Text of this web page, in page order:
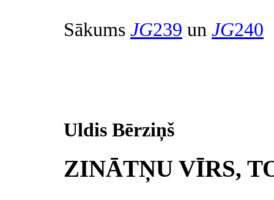
Sākums JG239 un JG240
Uldis Bērziņš
ZINĀTŅU VĪRS,